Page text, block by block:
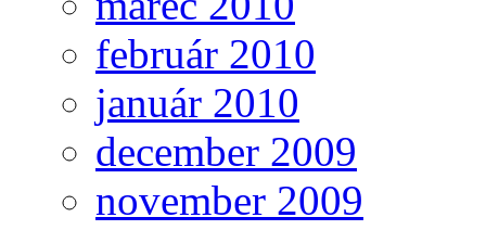
február 2010
január 2010
december 2009
november 2009